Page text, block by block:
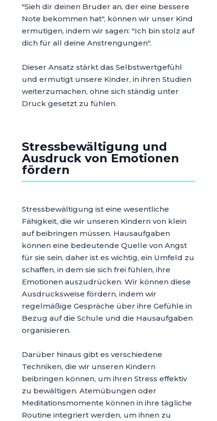
"Sieh dir deinen Bruder an, der eine bessere
Note bekommen hat", können wir unser Kind
ermutigen, indem wir sagen: "Ich bin stolz auf
dich für all deine Anstrengungen".
Dieser Ansatz stärkt das Selbstwertgefühl
und ermutigt unsere Kinder, in ihren Studien
weiterzumachen, ohne sich ständig unter
Druck gesetzt zu fühlen.
Stressbewältigung und
Ausdruck von Emotionen
fördern
Stressbewältigung ist eine wesentliche
Fähigkeit, die wir unseren Kindern von klein
auf beibringen müssen. Hausaufgaben
können eine bedeutende Quelle von Angst
für sie sein, daher ist es wichtig, ein Umfeld zu
schaffen, in dem sie sich frei fühlen, ihre
Emotionen auszudrücken. Wir können diese
Ausdrucksweise fördern, indem wir
regelmäßige Gespräche über ihre Gefühle in
Bezug auf die Schule und die Hausaufgaben
organisieren.
Darüber hinaus gibt es verschiedene
Techniken, die wir unseren Kindern
beibringen können, um ihren Stress effektiv
zu bewältigen. Atemübungen oder
Meditationsmomente können in ihre tägliche
Routine integriert werden, um ihnen zu